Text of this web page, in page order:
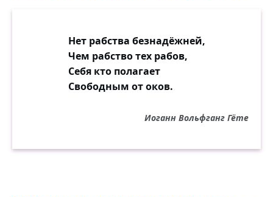
Нет рабства безнадёжней,
Чем рабство тех рабов,
Себя кто полагает
Свободным от оков.
Иоганн Вольфганг Гёте